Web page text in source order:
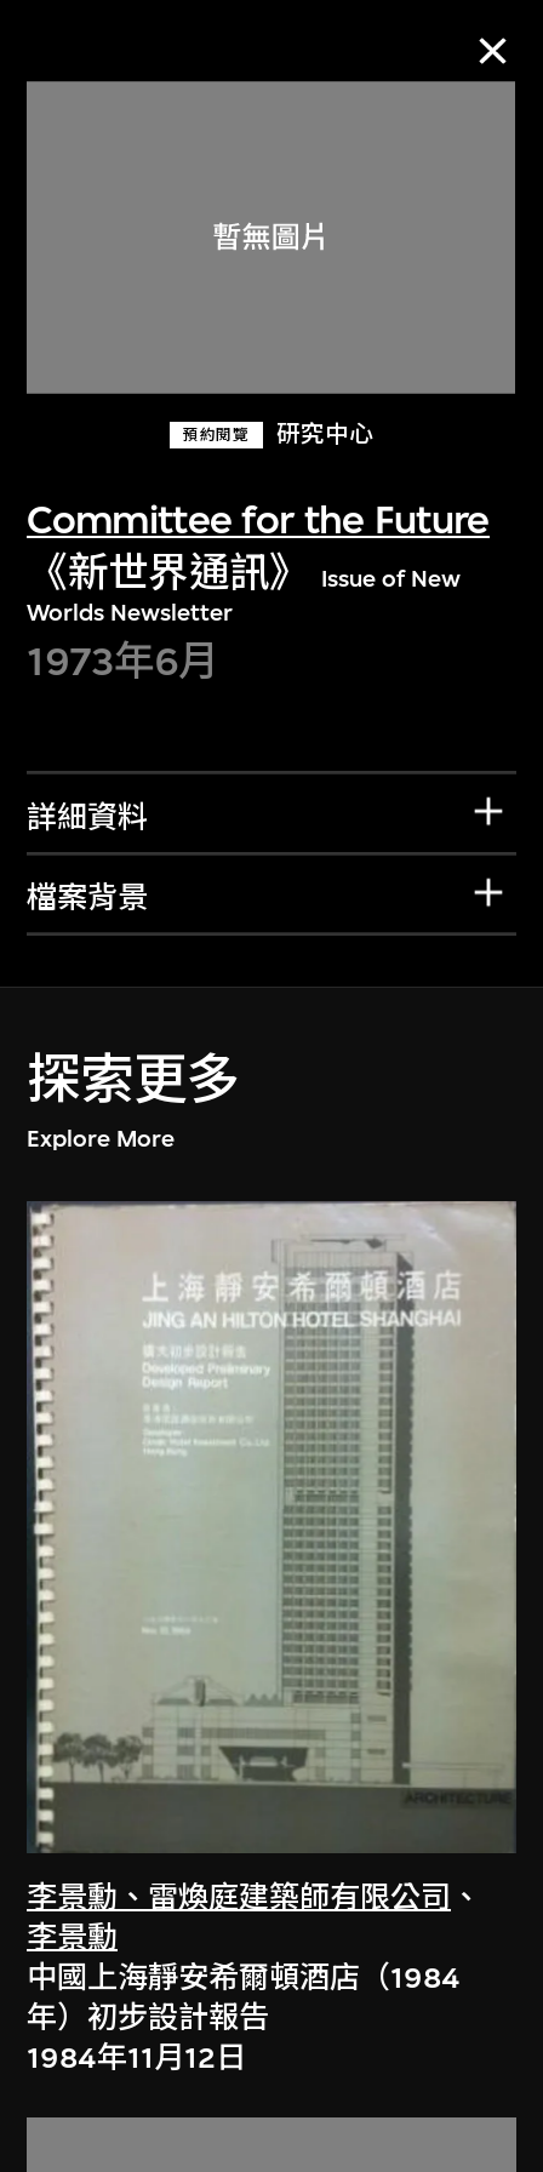
預約閱覽 研究中心
Committee for the Future
《新世界通訊》
Issue of New
Worlds Newsletter
1973年6月
詳細資料
檔案背景
探索更多
Explore More
李景勳、雷煥庭建築師有限公司 、
李景勳
中國上海靜安希爾頓酒店（1984
年）初步設計報告
1984年11月12日
關於M+藏品
探索世界頂級的二十及二十一世紀視覺